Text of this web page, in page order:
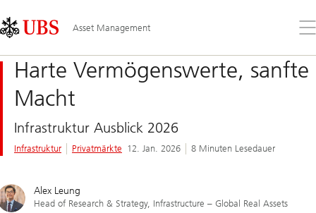
Links
Area
Asset Management
Sie
Harte Vermögenswerte, sanfte
Macht
Infrastruktur Ausblick 2026
Infrastruktur Privatmärkte 12. Jan. 2026 8 Minuten Lesedauer
Alex Leung
Head of Research & Strategy, Infrastructure – Global Real Assets